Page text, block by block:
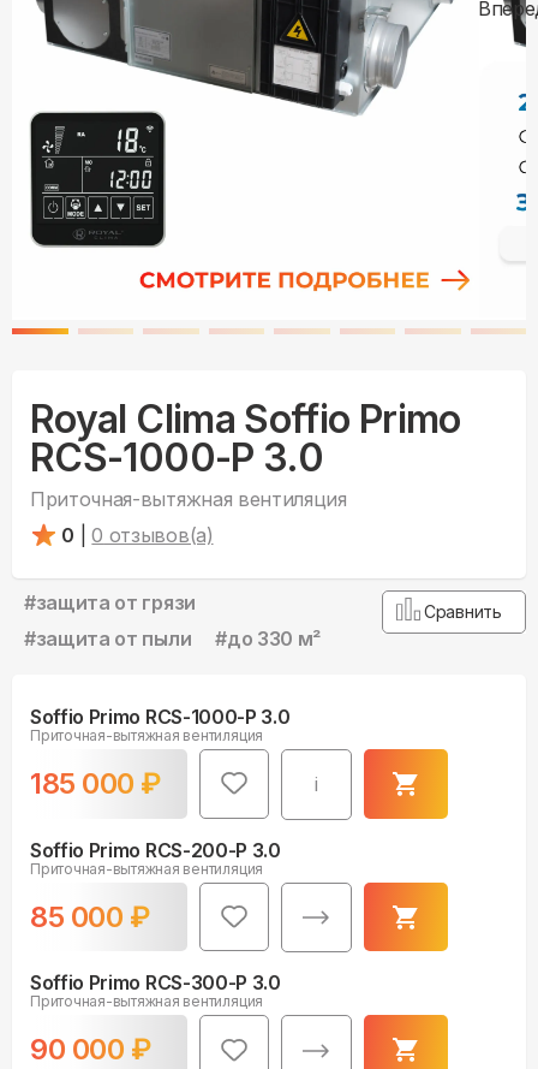
Royal Clima Soffio Primo
RCS-1000-P 3.0
Приточная-вытяжная вентиляция
0
0 отзывов(а)
#защита от грязи
#защита от пыли #до 330 м²
Сравнить
Soffio Primo RCS-1000-P 3.0
Приточная-вытяжная вентиляция
185 000 ₽ i
Soffio Primo RCS-200-P 3.0
Приточная-вытяжная вентиляция
85 000 ₽
Soffio Primo RCS-300-P 3.0
Приточная-вытяжная вентиляция
90 000 ₽